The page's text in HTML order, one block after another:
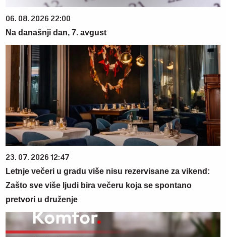
06. 08. 2026 22:00
Na današnji dan, 7. avgust
23. 07. 2026 12:47
Letnje večeri u gradu više nisu rezervisane za vikend:
Zašto sve više ljudi bira večeru koja se spontano
pretvori u druženje